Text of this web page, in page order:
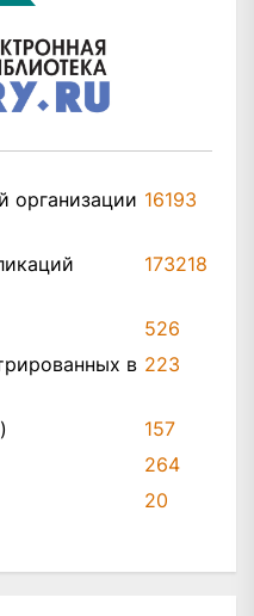
организации 16193
173218
526
в 223
157
264
20